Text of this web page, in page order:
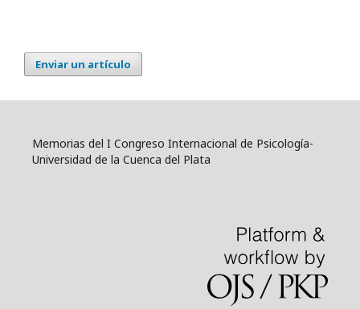
Enviar un artículo
Memorias del I Congreso Internacional de Psicología-
Universidad de la Cuenca del Plata